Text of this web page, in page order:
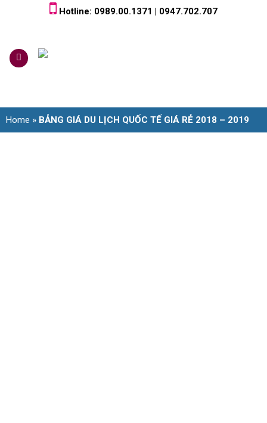
Hotline: 0989.00.1371 | 0947.702.707
Home » BẢNG GIÁ DU LỊCH QUỐC TẾ GIÁ RẺ 2018 – 2019